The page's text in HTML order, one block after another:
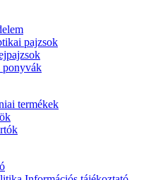
pajzsok
ponyvák
termékek